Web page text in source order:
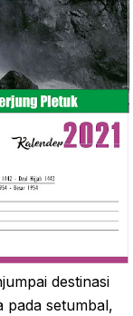
destinasi
pada setumbal,